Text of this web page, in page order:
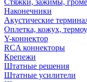
Стяжки, зажимы,
Наконечники
Акустические
Оплетка, кожух,
Y-коннектор
RCA коннекторы
Крепежи
Штатные решения
Штатные усилители